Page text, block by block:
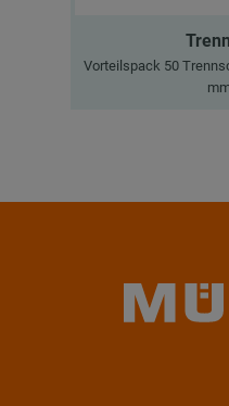
Vorteilspack 50